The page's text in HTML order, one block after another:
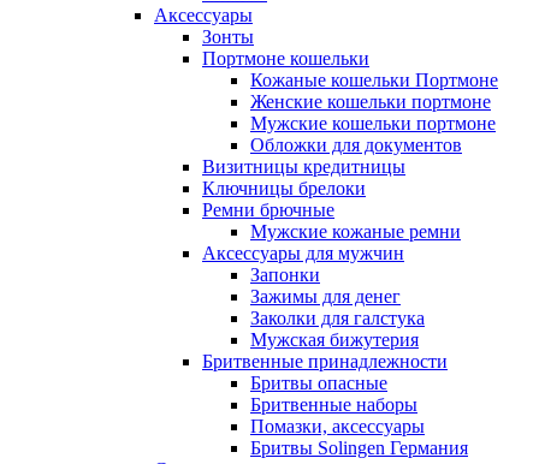
Аксессуары
Зонты
Портмоне кошельки
Кожаные кошельки Портмоне
Женские кошельки портмоне
Мужские кошельки портмоне
Обложки для документов
Визитницы кредитницы
Ключницы брелоки
Ремни брючные
Мужские кожаные ремни
Аксессуары для мужчин
Запонки
Зажимы для денег
Заколки для галстука
Мужская бижутерия
Бритвенные принадлежности
Бритвы опасные
Бритвенные наборы
Помазки, аксессуары
Бритвы Solingen Германия